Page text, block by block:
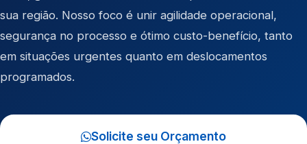
sua região. Nosso foco é unir agilidade operacional,
segurança no processo e ótimo custo-benefício, tanto
em situações urgentes quanto em deslocamentos
programados.
Solicite seu Orçamento